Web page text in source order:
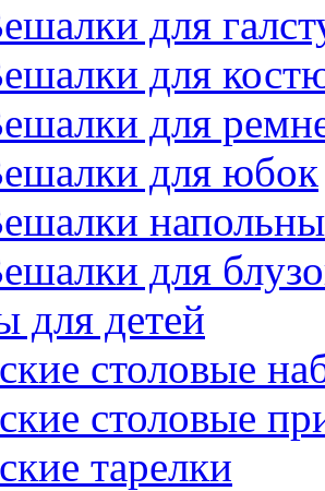
для
для
для
для юбок
для
для детей
столовые
столовые
тарелки